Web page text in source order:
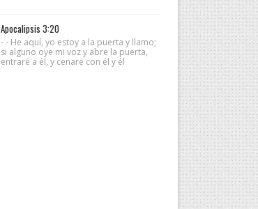
Apocalipsis 3:20
- - He aquí, yo estoy a la puerta y llamo;
si alguno oye mi voz y abre la puerta,
entraré a él, y cenaré con él y él